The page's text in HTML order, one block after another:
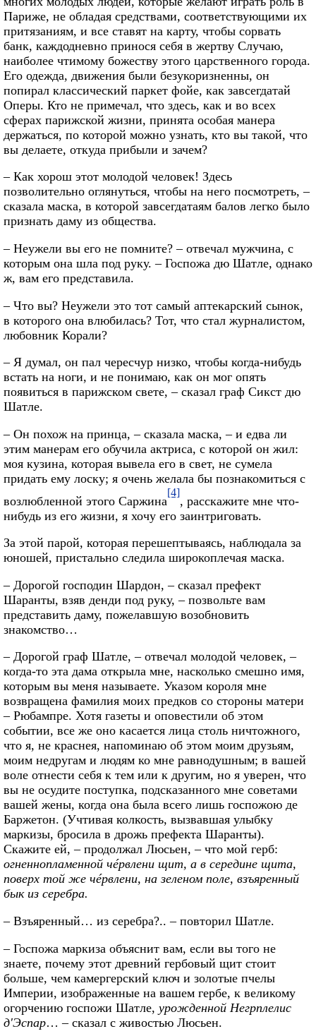
Париже, не обладая средствами, соответствующими их
притязаниям, и все ставят на карту, чтобы сорвать
банк, каждодневно принося себя в жертву Случаю,
наиболее чтимому божеству этого царственного города.
Его одежда, движения были безукоризненны, он
попирал классический паркет фойе, как завсегдатай
Оперы. Кто не примечал, что здесь, как и во всех
сферах парижской жизни, принята особая манера
держаться, по которой можно узнать, кто вы такой, что
вы делаете, откуда прибыли и зачем?
– Как хорош этот молодой человек! Здесь
позволительно оглянуться, чтобы на него посмотреть, –
сказала маска, в которой завсегдатаям балов легко было
признать даму из общества.
– Неужели вы его не помните? – отвечал мужчина, с
которым она шла под руку. – Госпожа дю Шатле, однако
ж, вам его представила.
– Что вы? Неужели это тот самый аптекарский сынок,
в которого она влюбилась? Тот, что стал журналистом,
любовник Корали?
– Я думал, он пал чересчур низко, чтобы когда-нибудь
встать на ноги, и не понимаю, как он мог опять
появиться в парижском свете, – сказал граф Сикст дю
Шатле.
– Он похож на принца, – сказала маска, – и едва ли
этим манерам его обучила актриса, с которой он жил:
моя кузина, которая вывела его в свет, не сумела
придать ему лоску; я очень желала бы познакомиться с
возлюбленной этого Саржина
[4]
, расскажите мне что-
нибудь из его жизни, я хочу его заинтриговать.
За этой парой, которая перешептываясь, наблюдала за
юношей, пристально следила широкоплечая маска.
– Дорогой господин Шардон, – сказал префект
Шаранты, взяв денди под руку, – позвольте вам
представить даму, пожелавшую возобновить
знакомство…
– Дорогой граф Шатле, – отвечал молодой человек, –
когда-то эта дама открыла мне, насколько смешно имя,
которым вы меня называете. Указом короля мне
возвращена фамилия моих предков со стороны матери
– Рюбампре. Хотя газеты и оповестили об этом
событии, все же оно касается лица столь ничтожного,
что я, не краснея, напоминаю об этом моим друзьям,
моим недругам и людям ко мне равнодушным; в вашей
воле отнести себя к тем или к другим, но я уверен, что
вы не осудите поступка, подсказанного мне советами
вашей жены, когда она была всего лишь госпожою де
Баржетон. (Учтивая колкость, вызвавшая улыбку
маркизы, бросила в дрожь префекта Шаранты).
Скажите ей, – продолжал Люсьен, – что мой герб:
огненнопламенной чéрвлени щит, а в середине щита,
поверх той же чéрвлени, на зеленом поле, взъяренный
бык из серебра.
– Взъяренный… из серебра?.. – повторил Шатле.
– Госпожа маркиза объяснит вам, если вы того не
знаете, почему этот древний гербовый щит стоит
больше, чем камергерский ключ и золотые пчелы
Империи, изображенные на вашем гербе, к великому
огорчению госпожи Шатле, урожденной Негрплелис
д'Эспар… – сказал с живостью Люсьен.